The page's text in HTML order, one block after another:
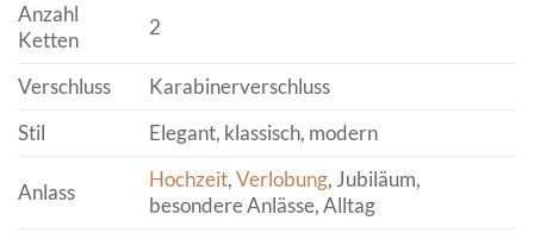
Anzahl
Ketten
2
Verschluss
Karabinerverschluss
Stil
Elegant, klassisch, modern
Anlass
Hochzeit,Verlobung, Jubiläum,
besondere Anlässe, Alltag